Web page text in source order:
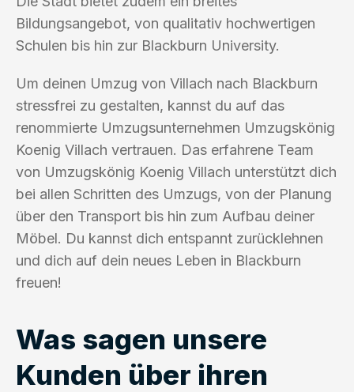
Bildungsangebot, von qualitativ hochwertigen
Schulen bis hin zur Blackburn University.
Um deinen Umzug von Villach nach Blackburn
stressfrei zu gestalten, kannst du auf das
renommierte Umzugsunternehmen Umzugskönig
Koenig Villach vertrauen. Das erfahrene Team
von Umzugskönig Koenig Villach unterstützt dich
bei allen Schritten des Umzugs, von der Planung
über den Transport bis hin zum Aufbau deiner
Möbel. Du kannst dich entspannt zurücklehnen
und dich auf dein neues Leben in Blackburn
freuen!
Was sagen unsere
Kunden über ihren